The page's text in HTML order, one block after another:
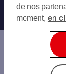
GARE SNCF
CARPENTRAS
de nos
moment, en